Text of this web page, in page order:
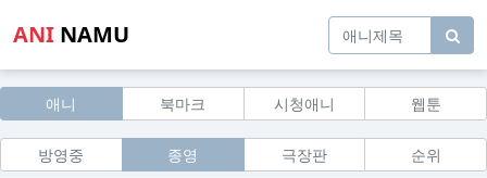
ANI NAMU
애니 북마크 시청애니 웹툰
방영중 종영 극장판 순위